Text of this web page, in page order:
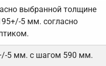
выбранной толщине
5 мм. согласно
5 мм. с шагом 590 мм.